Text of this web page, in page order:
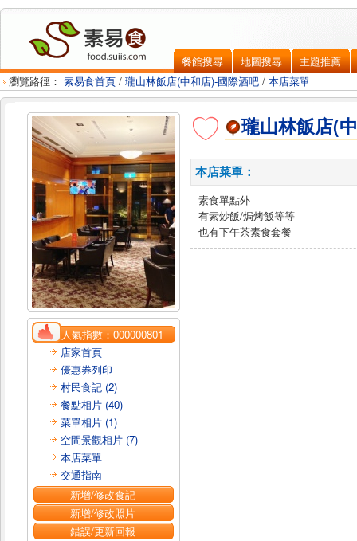
餐館搜尋 地圖搜尋
主題推薦
瀏覽路徑： 素易食首頁 / 瓏山林飯店(中和店)-國際酒吧 / 本店菜單
人氣指數：000000801
店家首頁
優惠券列印
村民食記 (2)
餐點相片 (40)
菜單相片 (1)
空間景觀相片 (7)
本店菜單
交通指南
新增/修改食記
新增/修改照片
錯誤/更新回報
瓏山林飯店(
本店菜單：
素食單點外
有素炒飯/焗烤飯等等
也有下午茶素食套餐